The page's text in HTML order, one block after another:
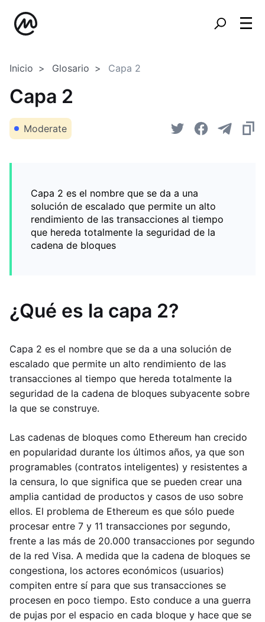
Inicio Glosario Capa 2
Capa 2
Moderate
Capa 2 es el nombre que se da a una
solución de escalado que permite un alto
rendimiento de las transacciones al tiempo
que hereda totalmente la seguridad de la
cadena de bloques
¿Qué es la capa 2?
Capa 2 es el nombre que se da a una solución de
escalado que permite un alto rendimiento de las
transacciones al tiempo que hereda totalmente la
seguridad de la cadena de bloques subyacente sobre
la que se construye.
Las cadenas de bloques como Ethereum han crecido
en popularidad durante los últimos años, ya que son
programables (contratos inteligentes) y resistentes a
la censura, lo que significa que se pueden crear una
amplia cantidad de productos y casos de uso sobre
ellos. El problema de Ethereum es que sólo puede
procesar entre 7 y 11 transacciones por segundo,
frente a las más de 20.000 transacciones por segundo
de la red Visa. A medida que la cadena de bloques se
congestiona, los actores económicos (usuarios)
compiten entre sí para que sus transacciones se
procesen en poco tiempo. Esto conduce a una guerra
de pujas por el espacio en cada bloque y hace que se